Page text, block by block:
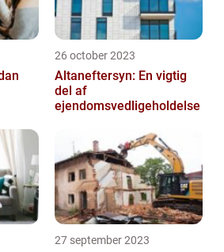
26 october 2023
Altaneftersyn: En vigtig
del af
ejendomsvedligeholdelse
27 september 2023